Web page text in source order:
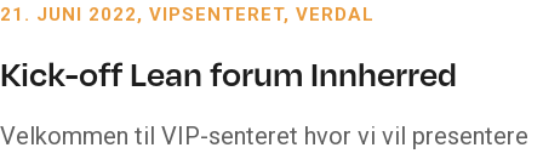
21. JUNI 2022 VIPSENTERET, VERDAL
Kick-off Lean forum Innherred
Velkommen til VIP-senteret hvor vi vil presentere